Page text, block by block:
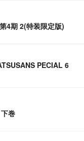
4期 2(特装限定版)
PECIAL 6
巻